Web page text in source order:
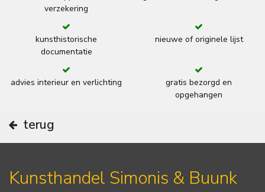
verzekering
kunsthistorische
documentatie
nieuwe of originele lijst
advies interieur en verlichting
gratis bezorgd en
opgehangen
terug
Kunsthandel Simonis & Buunk